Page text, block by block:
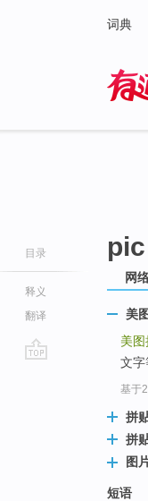
词典
目录
释义
翻译
网
美
美
文字
基于
拼
拼
图
短语